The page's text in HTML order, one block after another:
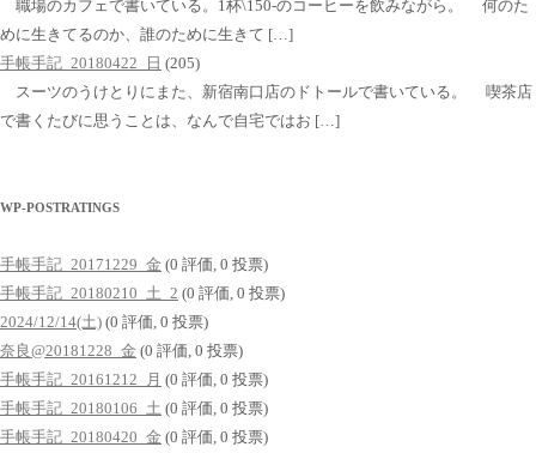
職場のカフェで書いている。1杯\150-のコーヒーを飲みながら。 何のた
めに生きてるのか、誰のために生きて […]
手帳手記_20180422_日 (205)
スーツのうけとりにまた、新宿南口店のドトールで書いている。 喫茶店
で書くたびに思うことは、なんで自宅ではお […]
WP-POSTRATINGS
手帳手記_20171229_金 (0 評価, 0 投票)
手帳手記_20180210_土_2 (0 評価, 0 投票)
2024/12/14(土) (0 評価, 0 投票)
奈良@20181228_金 (0 評価, 0 投票)
手帳手記_20161212_月 (0 評価, 0 投票)
手帳手記_20180106_土 (0 評価, 0 投票)
手帳手記_20180420_金 (0 評価, 0 投票)